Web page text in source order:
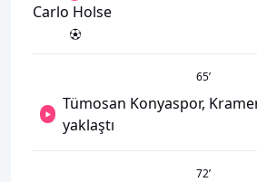
Carlo Holse
65’
Tümosan Konyaspor,
yaklaştı
72’